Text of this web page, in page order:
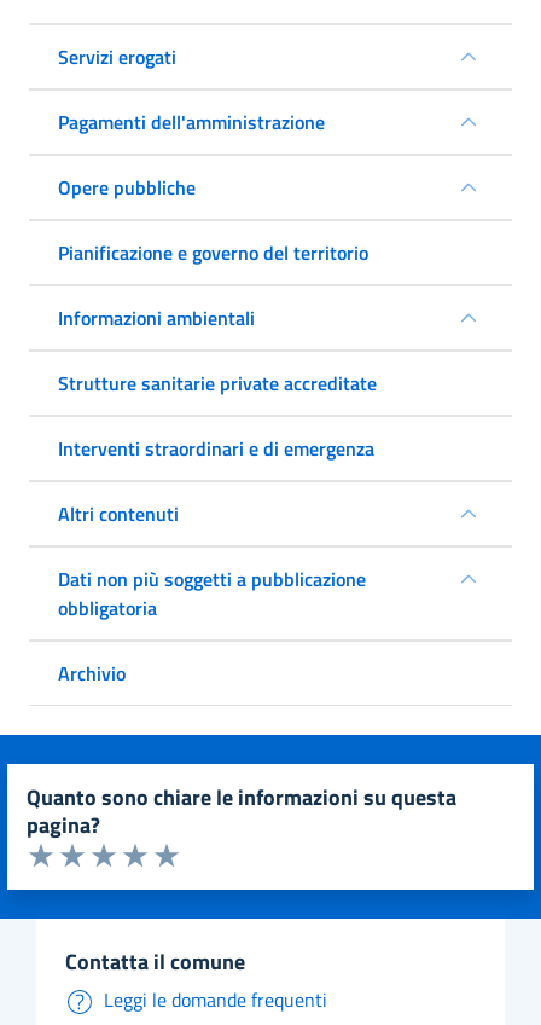
Servizi erogati
Pagamenti dell'amministrazione
Opere pubbliche
Pianificazione e governo del territorio
Informazioni ambientali
Strutture sanitarie private accreditate
Interventi straordinari e di emergenza
Altri contenuti
Dati non più soggetti a pubblicazione
obbligatoria
Archivio
quanto sono chiare le informazioni su questa
pagina?
Valuta da 1 a 5 stelle la pagina
Valuta 5 stelle su 5
Valuta 4 stelle su 5
Valuta 3 stelle su 5
Valuta 2 stelle su 5
Valuta 1 stelle su 5
contatta il comune
Leggi le domande frequenti